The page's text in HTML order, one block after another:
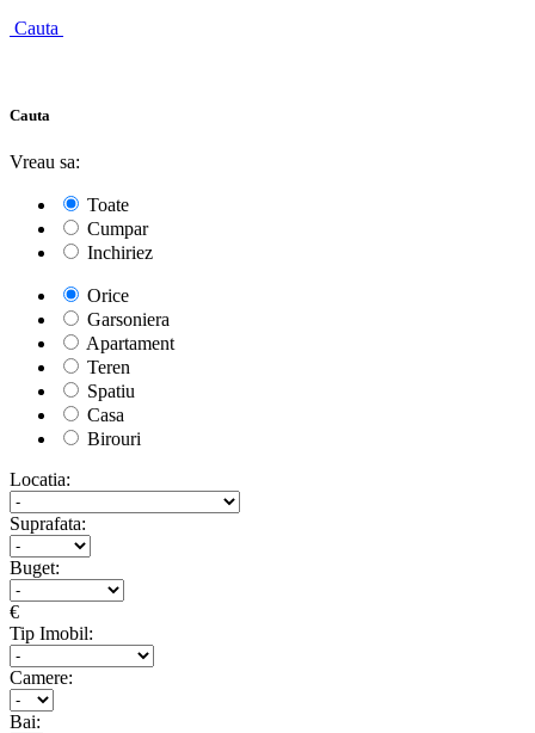
Cauta
Cauta
Vreau sa:
Toate
Cumpar
Inchiriez
Orice
Garsoniera
Apartament
Teren
Spatiu
Casa
Birouri
Locatia:
Suprafata:
Buget:
€
Tip Imobil:
Camere:
Bai: